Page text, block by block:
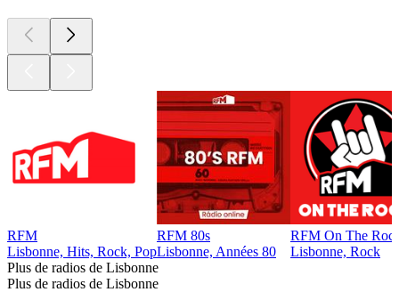
RFM
Lisbonne, Hits, Rock, Pop
RFM 80s
Lisbonne, Années 80
RFM On The
Lisbonne, Rock
Plus de radios de Lisbonne
Plus de radios de Lisbonne